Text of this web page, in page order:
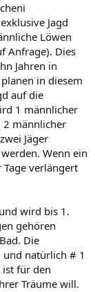
Jagd
Löwen
Anfrage). Dies
Jahren in
in diesem
auf die
1 männlicher
2 männlicher
Jäger
Wenn ein
Tage verlängert
wird bis 1.
gehören
Die
und natürlich # 1
ist für den
Träume will.